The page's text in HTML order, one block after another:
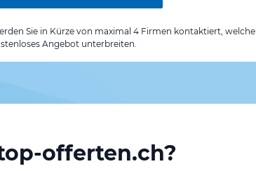
Sie in Kürze von maximal 4 Firmen kontaktiert, welche
Angebot unterbreiten.
offerten.ch?